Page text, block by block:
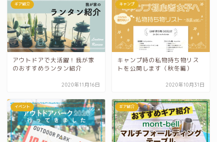
ギア紹介
アウトドアで大活躍！我が家
のおすすめランタン紹介
2020年11月16日
キャンプ
キャンプ時の私物持ち物リス
トを公開します（秋冬編）
2020年10月31日
イベント ギア紹介